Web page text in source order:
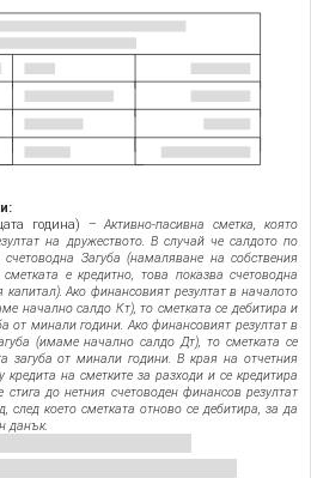
година) –Активно-пасивна сметка, която
на дружеството. В случай че салдото по
Загуба (намаляване на собствения
е кредитно, това показва счетоводна
капитал). Ако финансовият резултат в началото
начално салдо Кт), то сметката се дебитира и
от минали години. Ако финансовият резултат в
(имаме начално салдо Дт), то сметката се
загуба от минали години. В края на отчетния
кредита на сметките за разходи и се кредитира
стига до нетния счетоводен финансов резултат
след което сметката отново се дебитира, за да
данък.